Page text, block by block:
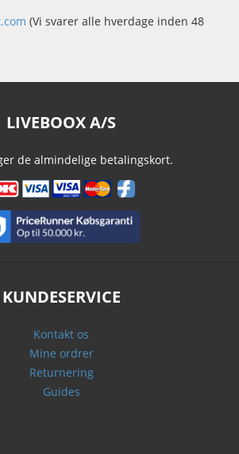
(Vi svarer alle hverdage inden 48
LIVEBOOX A/S
de almindelige betalingskort.
KUNDESERVICE
Kontakt os
Mine ordrer
Returnering
Guides